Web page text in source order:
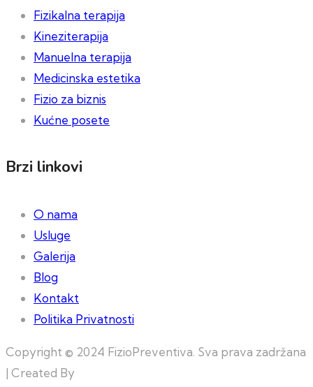
Fizikalna terapija
Kineziterapija
Manuelna terapija
Medicinska estetika
Fizio za biznis
Kućne posete
Brzi linkovi
O nama
Usluge
Galerija
Blog
Kontakt
Politika Privatnosti
Copyright © 2024 FizioPreventiva. Sva prava zadržana
| Created By